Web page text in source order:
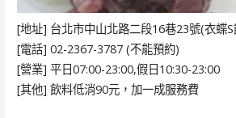
[地址] 台北市中山北路二段16巷23號(衣蝶
[電話] 02-2367-3787 (不能預約)
[營業] 平日07:00-23:00,假日10:30-23:00
[其他] 飲料低消90元，加一成服務費